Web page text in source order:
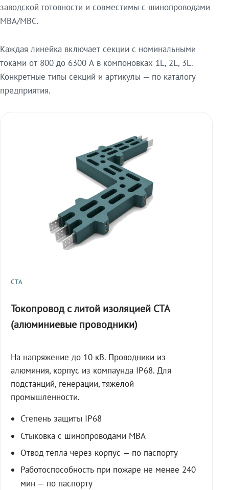
заводской готовности и совместимы с шинопроводами
МВА/МВС.
Каждая линейка включает секции с номинальными
токами от 800 до 6300 А в компоновках 1L, 2L, 3L.
Конкретные типы секций и артикулы — по каталогу
предприятия.
СТА
Токопровод с литой изоляцией СТА
(алюминиевые проводники)
На напряжение до 10 кВ. Проводники из
алюминия, корпус из компаунда IP68. Для
подстанций, генерации, тяжёлой
промышленности.
Степень защиты IP68
Стыковка с шинопроводами МВА
Отвод тепла через корпус — по паспорту
Работоспособность при пожаре не менее 240
мин — по паспорту